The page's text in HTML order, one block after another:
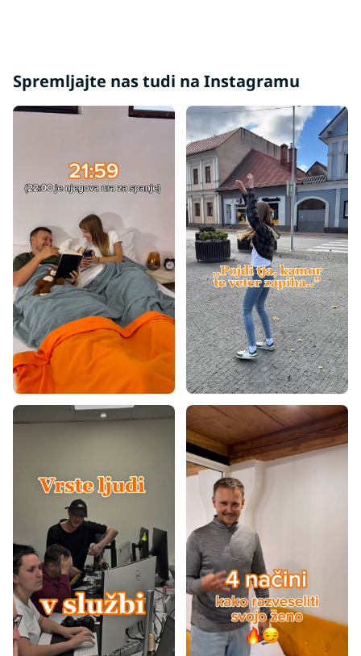
Spremljajte nas tudi na Instagramu